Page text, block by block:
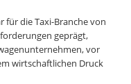
für die Taxi-Branche von
geprägt,
vor
wirtschaftlichen Druck